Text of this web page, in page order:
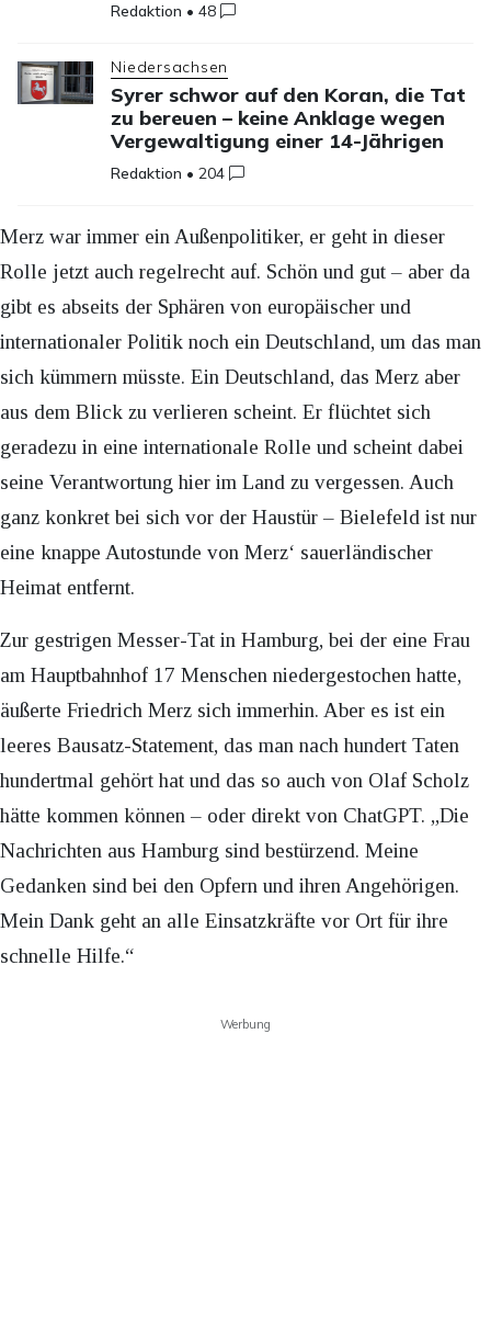
Redaktion •48
Niedersachsen
Syrer schwor auf den Koran, die Tat
zu bereuen – keine Anklage wegen
Vergewaltigung einer 14-Jährigen
Redaktion •204
Merz war immer ein Außenpolitiker, er geht in dieser
Rolle jetzt auch regelrecht auf. Schön und gut – aber da
gibt es abseits der Sphären von europäischer und
internationaler Politik noch ein Deutschland, um das man
sich kümmern müsste. Ein Deutschland, das Merz aber
aus dem Blick zu verlieren scheint. Er flüchtet sich
geradezu in eine internationale Rolle und scheint dabei
seine Verantwortung hier im Land zu vergessen. Auch
ganz konkret bei sich vor der Haustür – Bielefeld ist nur
eine knappe Autostunde von Merz‘ sauerländischer
Heimat entfernt.
Zur gestrigen Messer-Tat in Hamburg, bei der eine Frau
am Hauptbahnhof 17 Menschen niedergestochen hatte,
äußerte Friedrich Merz sich immerhin. Aber es ist ein
leeres Bausatz-Statement, das man nach hundert Taten
hundertmal gehört hat und das so auch von Olaf Scholz
hätte kommen können – oder direkt von ChatGPT. „Die
Nachrichten aus Hamburg sind bestürzend. Meine
Gedanken sind bei den Opfern und ihren Angehörigen.
Mein Dank geht an alle Einsatzkräfte vor Ort für ihre
schnelle Hilfe.“
Werbung